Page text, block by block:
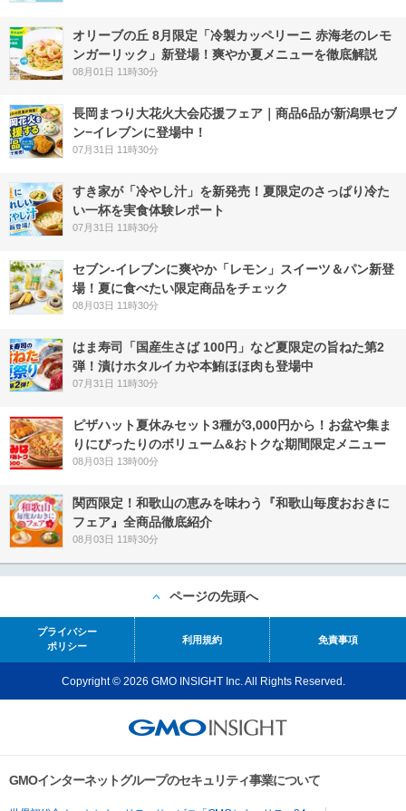
オリーブの丘 8月限定「冷製カッペリーニ 赤海老のレモ
ンガーリック」新登場！爽やか夏メニューを徹底解説
08月01日 11時30分
長岡まつり大花火大会応援フェア｜商品6品が新潟県セブ
ン−イレブンに登場中！
07月31日 11時30分
すき家が「冷やし汁」を新発売！夏限定のさっぱり冷た
い一杯を実食体験レポート
07月31日 11時30分
セブン‐イレブンに爽やか「レモン」スイーツ＆パン新登
場！夏に食べたい限定商品をチェック
08月03日 11時30分
はま寿司「国産生さば 100円」など夏限定の旨ねた第2
弾！漬けホタルイカや本鮪ほほ肉も登場中
07月31日 11時30分
ピザハット夏休みセット3種が3,000円から！お盆や集ま
りにぴったりのボリューム&おトクな期間限定メニュー
08月03日 13時00分
関西限定！和歌山の恵みを味わう『和歌山毎度おおきに
フェア』全商品徹底紹介
08月03日 11時30分
ページの先頭へ
プライバシー
ポリシー
利用規約 免責事項
Copyright © 2026 GMO INSIGHT Inc. All Rights Reserved.
GMOインターネットグループのセキュリティ事業について